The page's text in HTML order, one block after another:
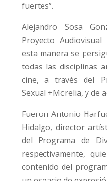
fuertes”.
Alejandro Sosa
Proyecto
esta manera se
todas las disciplinas
cine, a través del
Sexual +Morelia, y de
Fueron Antonio
Hidalgo, director
del Programa de
respectivamente,
contenido del